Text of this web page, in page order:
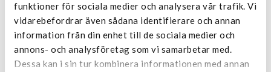
funktioner för sociala medier och analysera vår trafik. Vi
vidarebefordrar även sådana identifierare och annan
information från din enhet till de sociala medier och
annons- och analysföretag som vi samarbetar med.
Dessa kan i sin tur kombinera informationen med annan